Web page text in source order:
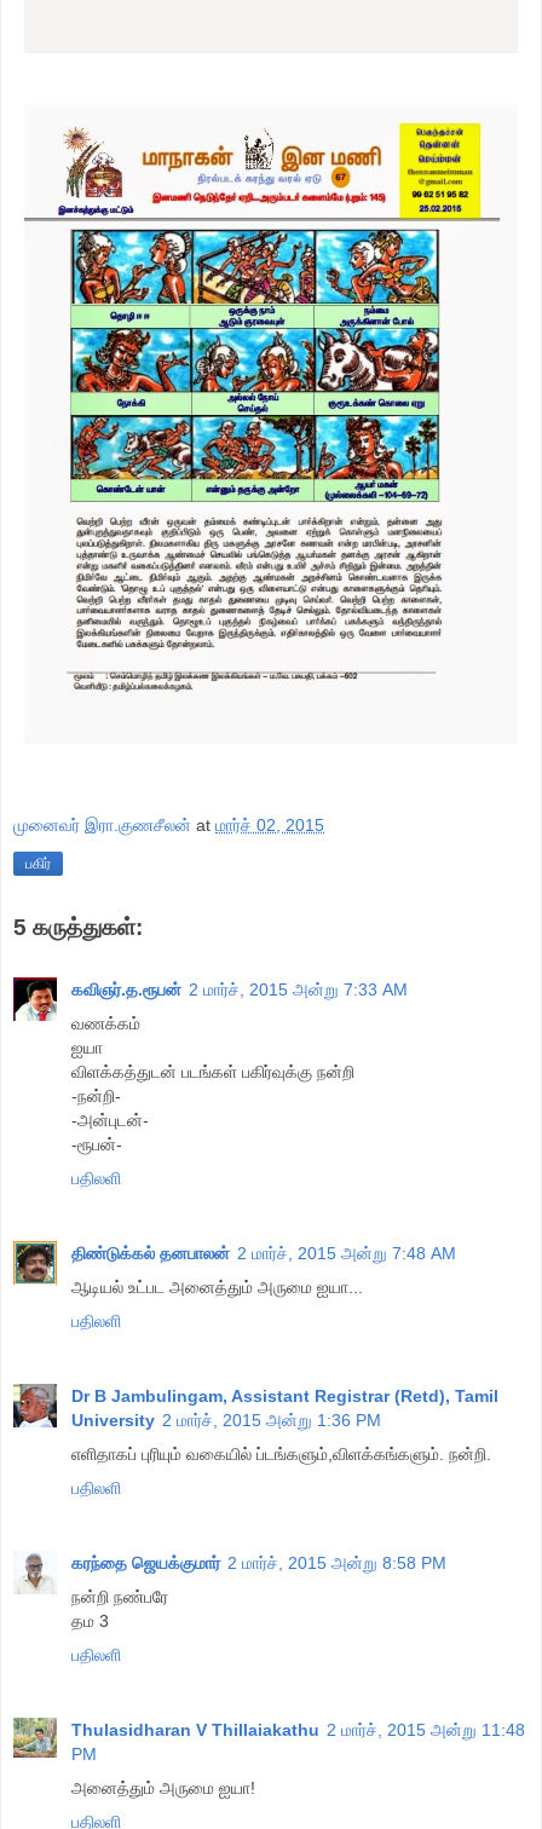
முனைவர் இரா.குணசீலன் at மார்ச் 02, 2015
பகிர்
5 கருத்துகள்:
கவிஞர்.த.ரூபன் 2 மார்ச், 2015 அன்று 7:33 AM
வணக்கம்
ஐயா
விளக்கத்துடன் படங்கள் பகிர்வுக்கு நன்றி
-நன்றி-
-அன்புடன்-
-ரூபன்-
பதிலளி
திண்டுக்கல் தனபாலன் 2 மார்ச், 2015 அன்று 7:48 AM
ஆடியல் உட்பட அனைத்தும் அருமை ஐயா...
பதிலளி
Dr B Jambulingam, Assistant Registrar (Retd), Tamil
University 2 மார்ச், 2015 அன்று 1:36 PM
எளிதாகப் புரியும் வகையில் ப்டங்களும்,விளக்கங்களும். நன்றி.
பதிலளி
கரந்தை ஜெயக்குமார் 2 மார்ச், 2015 அன்று 8:58 PM
நன்றி நண்பரே
தம 3
பதிலளி
Thulasidharan V Thillaiakathu 2 மார்ச், 2015 அன்று 11:48
PM
அனைத்தும் அருமை ஐயா!
பதிலளி